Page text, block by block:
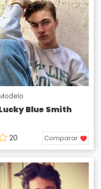
Blue Smith
20 Comparar